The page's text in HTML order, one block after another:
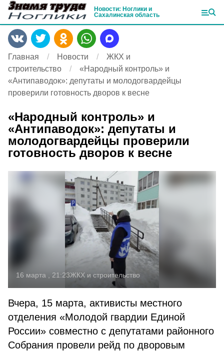
Новости: Ноглики и
Сахалинская область
Главная Новости
ЖКХ и
строительство
«Народный контроль» и
«Антипаводок»: депутаты и молодогвардейцы
проверили готовность дворов к весне
«Народный контроль» и
«Антипаводок»: депутаты и
молодогвардейцы проверили
готовность дворов к весне
16 марта , 21:23ЖКХ и строительство
Вчера, 15 марта, активисты местного
отделения «Молодой гвардии Единой
России» совместно с депутатами районного
Собрания провели рейд по дворовым